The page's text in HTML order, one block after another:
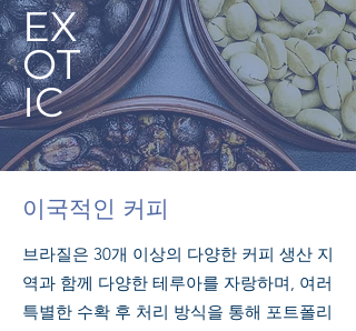
EX
OT
IC
이국적인 커피
브라질은 30개 이상의 다양한 커피 생산 지
역과 함께 다양한 테루아를 자랑하며, 여러
특별한 수확 후 처리 방식을 통해 포트폴리